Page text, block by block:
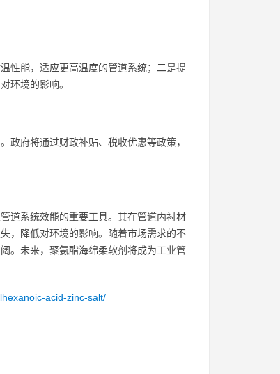
性能，适应更高温度的管道系统；二是提
环境的影响。
政府将通过财政补贴、税收优惠等政策，
道系统效能的重要工具。其在管道内衬材
，降低对环境的影响。随着市场需求的不
。未来，聚氨酯海绵柔软剂将成为工业管
acid-zinc-salt/